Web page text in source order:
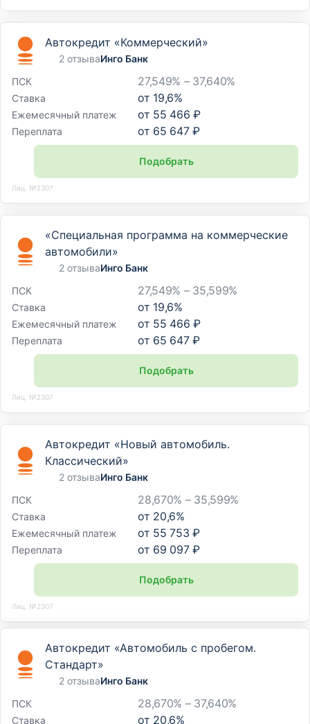
Автокредит «Коммерческий»
2 отзываИнго Банк
ПСК
27,549% – 37,640%
Ставка от 19,6%
Ежемесячный платеж от 55 466 ₽
Переплата от 65 647 ₽
Подобрать
Лиц. №2307
«Специальная программа на коммерческие
автомобили»
2 отзываИнго Банк
ПСК
27,549% – 35,599%
Ставка от 19,6%
Ежемесячный платеж от 55 466 ₽
Переплата от 65 647 ₽
Подобрать
Лиц. №2307
Автокредит «Новый автомобиль.
Классический»
2 отзываИнго Банк
ПСК
28,670% – 35,599%
Ставка от 20,6%
Ежемесячный платеж от 55 753 ₽
Переплата от 69 097 ₽
Подобрать
Лиц. №2307
Автокредит «Автомобиль с пробегом.
Стандарт»
2 отзываИнго Банк
ПСК
28,670% – 37,640%
Ставка от 20,6%